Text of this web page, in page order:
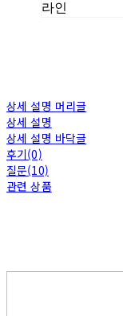
라인
상세 설명 머리글
상세 설명
상세 설명 바닥글
후기(0)
질문(10)
관련 상품